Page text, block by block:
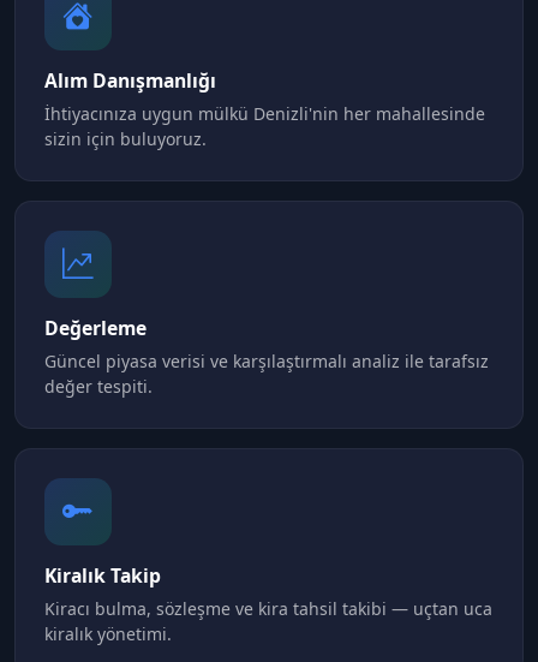
Alım Danışmanlığı
İhtiyacınıza uygun mülkü Denizli'nin her mahallesinde
sizin için buluyoruz.
Değerleme
Güncel piyasa verisi ve karşılaştırmalı analiz ile tarafsız
değer tespiti.
Kiralık Takip
Kiracı bulma, sözleşme ve kira tahsil takibi — uçtan uca
kiralık yönetimi.